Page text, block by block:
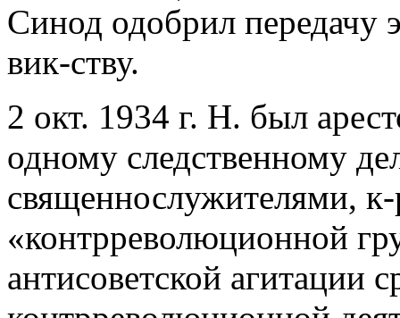
Синод одобрил передачу
вик-ству.
2 окт. 1934 г. Н. был
одному следственному
священнослужителями,
«контрреволюционной
антисоветской агитации